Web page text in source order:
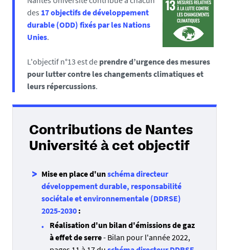
des 17 objectifs de développement
durable (ODD) fixés par les Nations
Unies.
L'objectif n°13 est de prendre d’urgence des mesures
pour lutter contre les changements climatiques et
leurs répercussions.
Contributions de Nantes
Université à cet objectif
Mise en place d'unschéma directeur
développement durable, responsabilité
sociétale et environnementale (DDRSE)
2025-2030 :
Réalisation d'un bilan d'émissions de gaz
à effet de serre- Bilan pour l'année 2022,